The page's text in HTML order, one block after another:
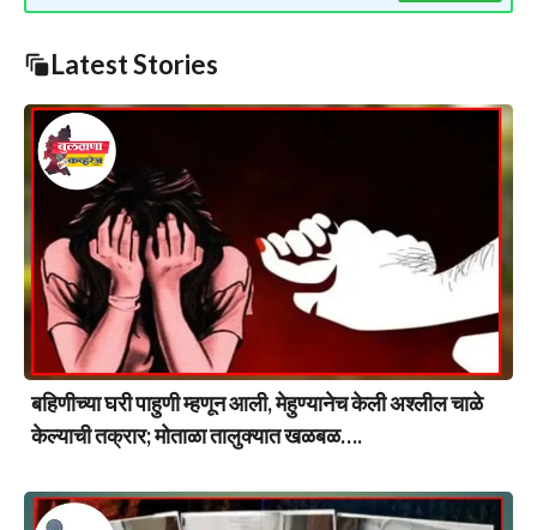
Latest Stories
बहिणीच्या घरी पाहुणी म्हणून आली, मेहुण्यानेच केली अश्लील चाळे
केल्याची तक्रार; मोताळा तालुक्यात खळबळ….